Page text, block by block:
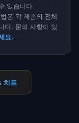
있습니다.
은 각 제품의 전체
다. 문의 사항이 있
요.
치트